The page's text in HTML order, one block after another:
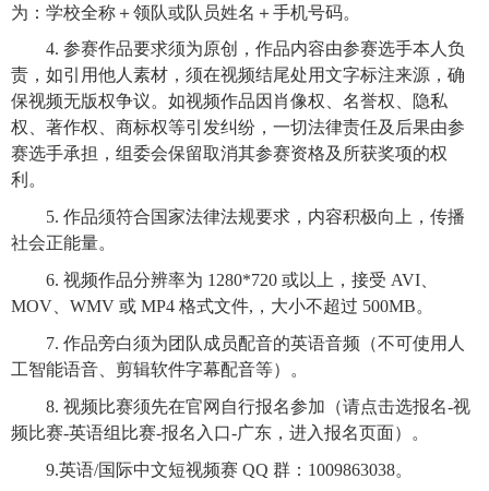
为：学校全称＋领队或队员姓名＋手机号码。
4. 参赛作品要求须为原创，作品内容由参赛选手本人负
责，如引用他人素材，须在视频结尾处用文字标注来源，确
保视频无版权争议。如视频作品因肖像权、名誉权、隐私
权、著作权、商标权等引发纠纷，一切法律责任及后果由参
赛选手承担，组委会保留取消其参赛资格及所获奖项的权
利。
5. 作品须符合国家法律法规要求，内容积极向上，传播
社会正能量。
6. 视频作品分辨率为 1280*720 或以上，接受 AVI、
MOV、WMV 或 MP4 格式文件,，大小不超过 500MB。
7. 作品旁白须为团队成员配音的英语音频（不可使用人
工智能语音、剪辑软件字幕配音等）。
8. 视频比赛须先在官网自行报名参加（请点击选报名-视
频比赛-英语组比赛-报名入口-广东，进入报名页面）。
9.英语/国际中文短视频赛 QQ 群：1009863038。